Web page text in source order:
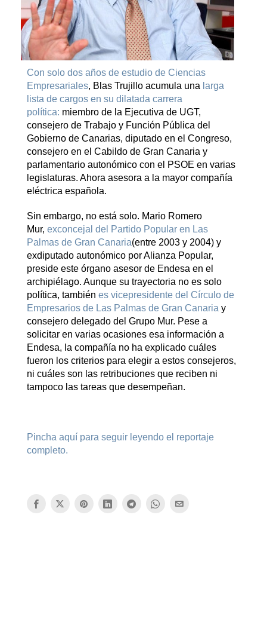
Con solo dos años de estudio de Ciencias
Empresariales, Blas Trujillo acumula una larga
lista de cargos en su dilatada carrera
política: miembro de la Ejecutiva de UGT,
consejero de Trabajo y Función Pública del
Gobierno de Canarias, diputado en el Congreso,
consejero en el Cabildo de Gran Canaria y
parlamentario autonómico con el PSOE en varias
legislaturas. Ahora asesora a la mayor compañía
eléctrica española.
Sin embargo, no está solo. Mario Romero
Mur, exconcejal del Partido Popular en Las
Palmas de Gran Canaria(entre 2003 y 2004) y
exdiputado autonómico por Alianza Popular,
preside este órgano asesor de Endesa en el
archipiélago. Aunque su trayectoria no es solo
política, también es vicepresidente del Círculo de
Empresarios de Las Palmas de Gran Canaria y
consejero delegado del Grupo Mur. Pese a
solicitar en varias ocasiones esa información a
Endesa, la compañía no ha explicado cuáles
fueron los criterios para elegir a estos consejeros,
ni cuáles son las retribuciones que reciben ni
tampoco las tareas que desempeñan.
Pincha aquí para seguir leyendo el reportaje
completo.